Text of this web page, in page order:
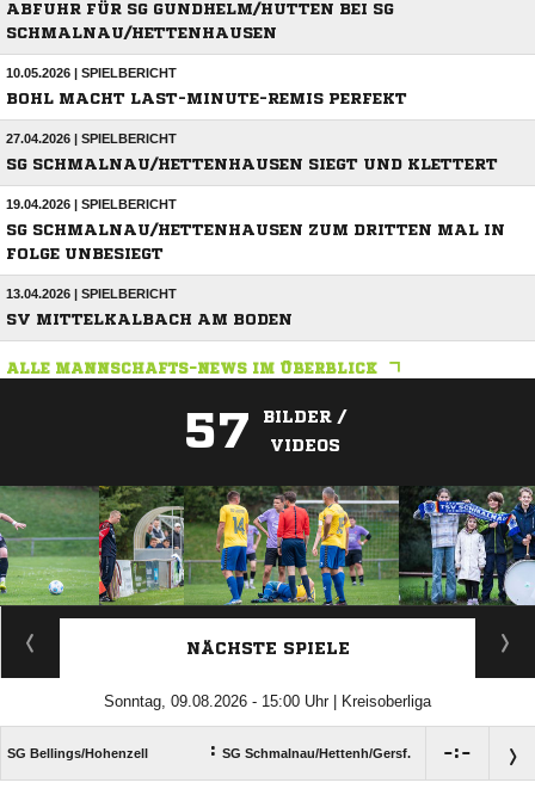
ABFUHR FÜR SG GUNDHELM/HUTTEN BEI SG
SCHMALNAU/HETTENHAUSEN
10.05.2026 | SPIELBERICHT
BOHL MACHT LAST-MINUTE-REMIS PERFEKT
27.04.2026 | SPIELBERICHT
SG SCHMALNAU/HETTENHAUSEN SIEGT UND KLETTERT
19.04.2026 | SPIELBERICHT
SG SCHMALNAU/HETTENHAUSEN ZUM DRITTEN MAL IN
FOLGE UNBESIEGT
13.04.2026 | SPIELBERICHT
SV MITTELKALBACH AM BODEN
ALLE MANNSCHAFTS-NEWS IM ÜBERBLICK
57
BILDER /
VIDEOS
ANZEIGE
NÄCHSTE SPIELE
Sonntag, 09.08.2026 - 15:00 Uhr | Kreisoberliga
SG Bellings/​Hohenzell : SG Schmalnau/​Hettenh/​Gersf. :